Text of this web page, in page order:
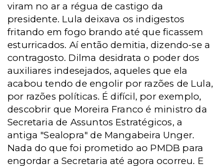
viram no ar a régua de castigo da
presidente. Lula deixava os indigestos
fritando em fogo brando até que ficassem
esturricados. Aí então demitia, dizendo-se a
contragosto. Dilma desidrata o poder dos
auxiliares indesejados, aqueles que ela
acabou tendo de engolir por razões de Lula,
por razões políticas. É difícil, por exemplo,
descobrir que Moreira Franco é ministro da
Secretaria de Assuntos Estratégicos, a
antiga "Sealopra" de Mangabeira Unger.
Nada do que foi prometido ao PMDB para
engordar a Secretaria até agora ocorreu. E